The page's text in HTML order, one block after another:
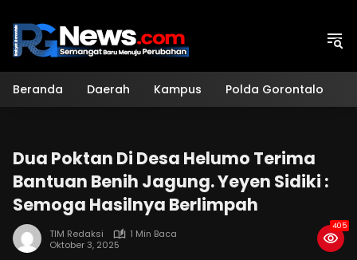
konten
Beranda Daerah Kampus Polda Gorontalo
Dua Poktan Di Desa Helumo Terima
Bantuan Benih Jagung. Yeyen Sidiki :
Semoga Hasilnya Berlimpah
TIM Redaksi
1 Min Baca
Oktober 3, 2025
405